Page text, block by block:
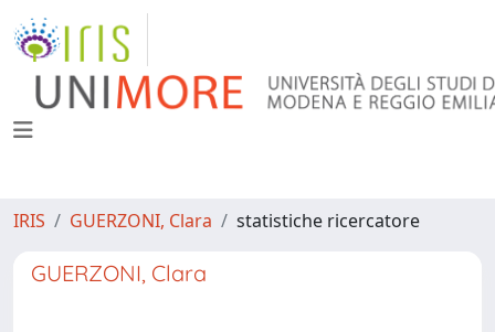
IRIS GUERZONI, Clara statistiche ricercatore
GUERZONI, Clara